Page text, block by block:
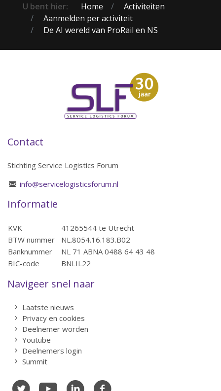
U bent hier: Home
Activiteiten
Aanmelden per activiteit
De AI wereld van ProRail en NS
Contact
Stichting Service Logistics Forum
info@servicelogisticsforum.nl
Informatie
KVK
41265544 te Utrecht
BTW nummer
NL.8054.16.183.B02
Banknummer
NL 71 ABNA 0488 64 43 48
BIC-code
BNLIL22
Navigeer snel naar
Laatste nieuws
Privacy en cookies
Deelnemer worden
Youtube
Deelnemers login
Summit